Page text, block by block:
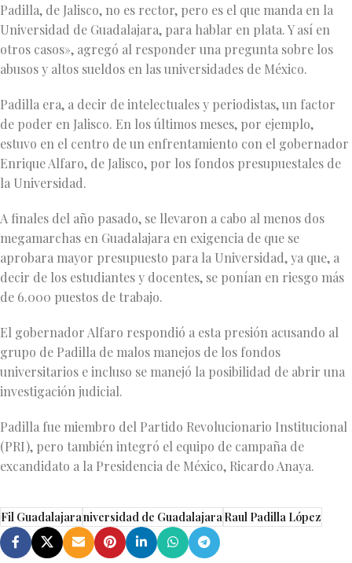
Padilla, de Jalisco, no es rector, pero es el que manda en la
Universidad de Guadalajara, para hablar en plata. Y así en
otros casos», agregó al responder una pregunta sobre los
abusos y altos sueldos en las universidades de México.
Padilla era, a decir de intelectuales y periodistas, un factor
de poder en Jalisco. En los últimos meses, por ejemplo,
estuvo en el centro de un enfrentamiento con el gobernador
Enrique Alfaro, de Jalisco, por los fondos presupuestales de
la Universidad.
A finales del año pasado, se llevaron a cabo al menos dos
megamarchas en Guadalajara en exigencia de que se
aprobara mayor presupuesto para la Universidad, ya que, a
decir de los estudiantes y docentes, se ponían en riesgo más
de 6.000 puestos de trabajo.
El gobernador Alfaro respondió a esta presión acusando al
grupo de Padilla de malos manejos de los fondos
universitarios e incluso se manejó la posibilidad de abrir una
investigación judicial.
Padilla fue miembro del Partido Revolucionario Institucional
(PRI), pero también integró el equipo de campaña de
excandidato a la Presidencia de México, Ricardo Anaya.
Fil Guadalajaraniversidad de GuadalajaraRaul Padilla López